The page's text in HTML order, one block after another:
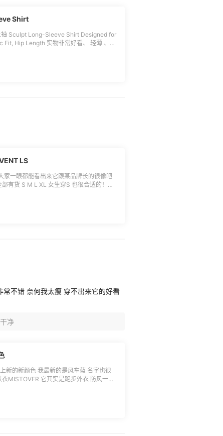
Shirt
Long-Sleeve Shirt Designed for
Hip Length 实物非常好看、 轻薄 、透
LS
一眼都能看出来它跟某品牌长的很像吧
有货 S M L XL 女生穿S 也很合适的！可
不错 奈何我太瘦 穿不出来它的好看
净
色
MISTOVER 它其实是跑步外衣 防风一定
酷酷的，但新出的风车蓝 春天穿特别好